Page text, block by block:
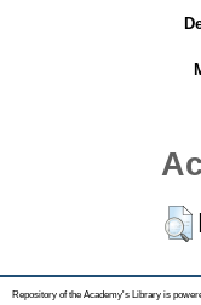
Repository of the Academy's Library is